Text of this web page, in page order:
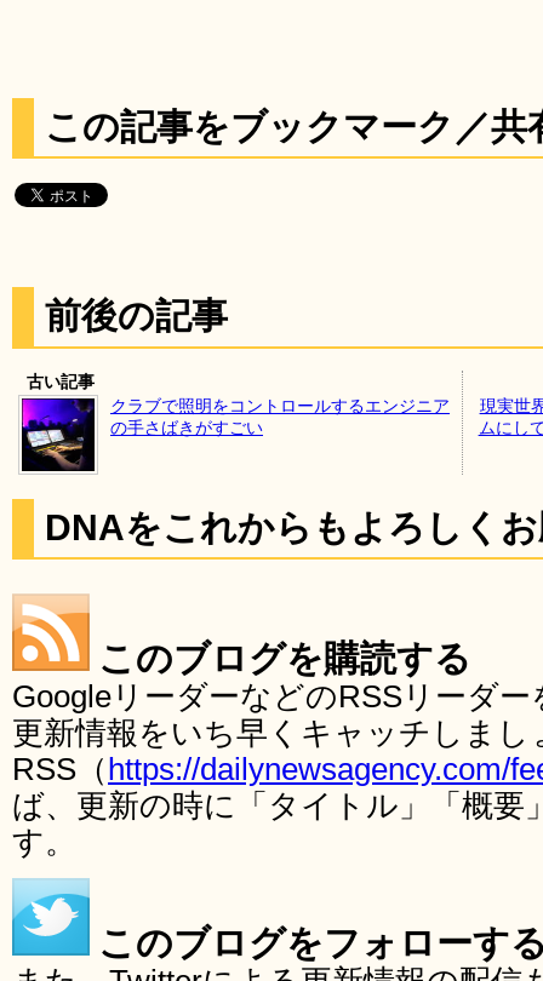
この記事をブックマーク／共
前後の記事
古い記事
クラブで照明をコントロールするエンジニア
の手さばきがすごい
現実世
ムにし
DNAをこれからもよろしく
このブログを購読する
GoogleリーダーなどのRSSリーダ
更新情報をいち早くキャッチしま
RSS（ https://dailynewsagency.com/
ば、更新の時に「タイトル」「概要
す。
このブログをフォローす